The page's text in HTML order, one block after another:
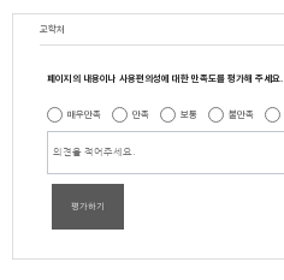
교학처
페이지의 내용이나 사용편의성에 대한 만족도를 평가해 주세요.
매우만족 만족 보통 불만족
평가하기